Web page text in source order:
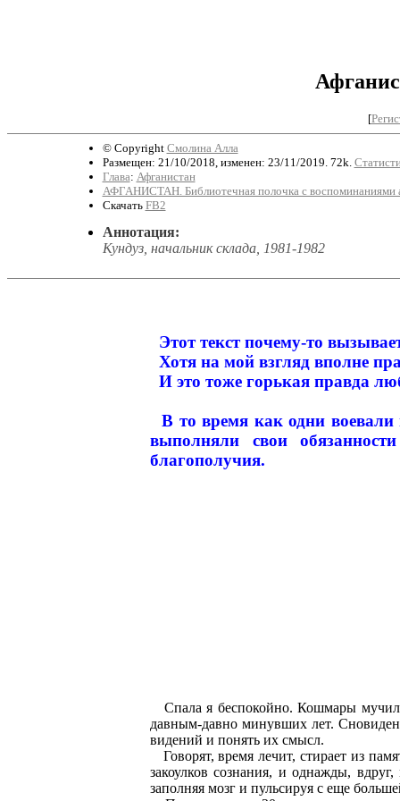
[
© Copyright Смолина Алла
Размещен: 21/10/2018, изменен: 23/11/2019. 72k.
Глава: Афганистан
АФГАНИСТАН. Библиотечная полочка с воспоминаниями
Скачать FB2
Аннотация:
Кундуз, начальник склада, 1981-1982
Этот текст почему-то
Хотя на мой взгляд вполне
И это тоже горькая правда
В то время как одни воевали
выполняли свои
благополучия.
Спала я беспокойно. Кошмары мучили
давным-давно минувших лет.
видений и понять их смысл.
Говорят, время лечит, стирает из
закоулков сознания, и однажды,
заполняя мозг и пульсируя с еще